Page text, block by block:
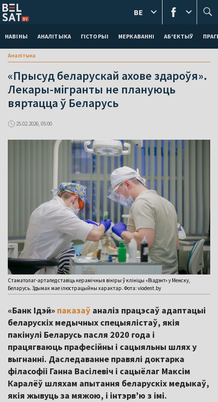
НАВІНЫ АНАЛІТЫКА ГІСТОРЫІ МЕРКАВАННI АБ'ЕКТЫЎ
BE
Аналітыка
«Прысуд беларускай ахове здароўя».
Лекары-мігранты не плануюць
вяртацца ў Беларусь
25.02.2026, 05:00
Стаматолаг-артапед ставіць керамічныя вініры ў клініцы «Віадэнт» у Менску,
Беларусь. Здымак мае ілюстрацыйны характар. Фота: viodent.by
«Банк Ідэй» паказаў аналіз працэсаў адаптацыі
беларускіх медычных спецыялістаў, якія
пакінулі Беларусь пасля 2020 года і
працягваюць прафесійны і сацыяльны шлях у
выгнанні. Даследаванне правялі доктарка
філасофіі Ганна Васілевіч і сацыёлаг Максім
Каралёў шляхам апытання беларускіх медыкаў,
якія жывуць за мяжою, і інтэрв’ю з імі.